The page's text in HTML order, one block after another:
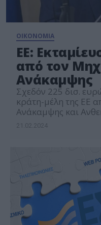
ΟΙΚΟΝΟΜΙΑ
ΕΕ:
από τον
Ανάκαμψης
Σχεδόν 225 δισ.
κράτη-μέλη της ΕΕ
Ανάκαμψης και